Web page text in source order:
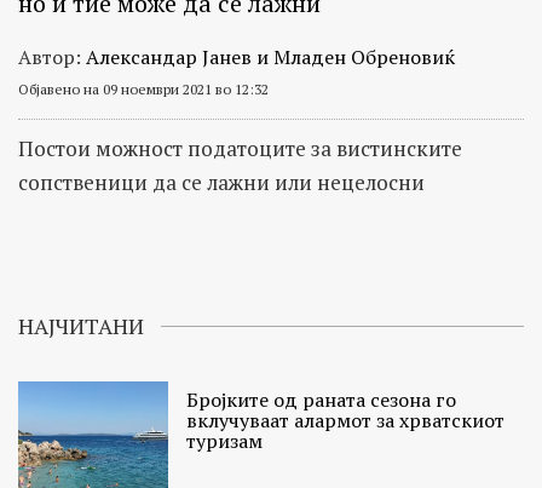
Автор: Александар Јанев и Младен Обреновиќ
Објавено на 09 ноември 2021 во 12:32
Постои можност податоците за вистинските
сопственици да се лажни или нецелосни
НАЈЧИТАНИ
Бројките од раната сезона го
вклучуваат алармот за хрватскиот
туризам